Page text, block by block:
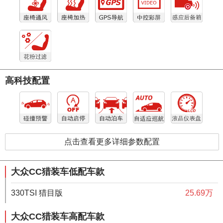
高科技配置
点击查看更多详细参数配置
大众CC猎装车低配车款
330TSI 猎目版 25.69万
大众CC猎装车高配车款